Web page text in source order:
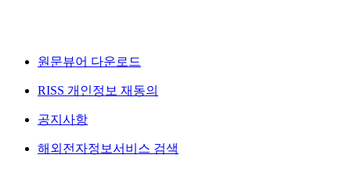
원문뷰어 다운로드
RISS 개인정보 재동의
공지사항
해외전자정보서비스 검색